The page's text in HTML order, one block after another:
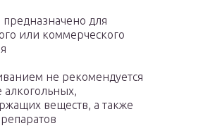
предназначено для
или коммерческого
не рекомендуется
алкогольных,
веществ, а также